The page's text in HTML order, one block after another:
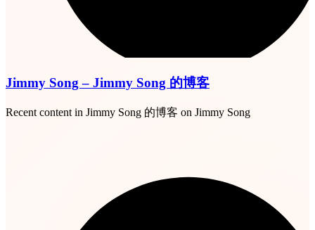
Jimmy Song – Jimmy Song 的博客
Recent content in Jimmy Song 的博客 on Jimmy Song